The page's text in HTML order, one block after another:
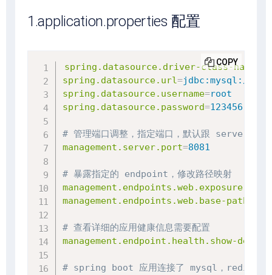
1.application.properties 配置
spring.datasource.driver-class-name
spring.datasource.url=jdbc:mysql://
spring.datasource.username=root
spring.datasource.password=123456
# 管理端口调整，指定端口，默认跟
management.server.port=8081
# 暴露指定的 endpoint，修改路径映射
management.endpoints.web.base-path
# 查看详细的应用健康信息需要配置
management.endpoint.health.show-
# spring boot 应用连接了 mysql，redis 等就
COPY